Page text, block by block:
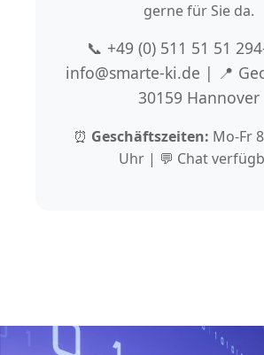
gerne für Sie da.
📞 +49 (0) 511 51 51
info@smarte-ki.de | 📍
30159 Hannover
⏰ Geschäftszeiten: Mo-Fr
Uhr | 💬 Chat